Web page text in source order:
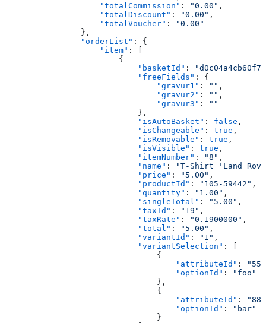
                    "totalCommission"
: "0.00" ,
                    "totalDiscount"
: "0.00" ,
                    "totalVoucher"
:
"0.00"
                },
                "orderList"
: {
                    "item"
: [
                        {
                            "basketId"
:
                            "freeFields"
: {
                                "gravur1"
: "" ,
                                "gravur2"
: "" ,
                                "gravur3"
:
""
                            },
                            "isAutoBasket"
: false ,
                            "isChangeable"
: true ,
                            "isRemovable"
: true ,
                            "isVisible"
: true ,
                            "itemNumber"
: "8" ,
                            "name"
:
"T-Shirt 'Land
                            "price"
: "5.00" ,
                            "productId"
: "105-59442" ,
                            "quantity"
: "1.00" ,
                            "singleTotal"
: "5.00" ,
                            "taxId"
: "19" ,
                            "taxRate"
: "0.1900000" ,
                            "total"
: "5.00" ,
                            "variantId"
: "1" ,
                            "variantSelection"
: [
                                {
                                    "attributeId"
:
                                    "optionId"
:
"foo"
                                },
                                {
                                    "attributeId"
:
                                    "optionId"
:
"bar"
                                }